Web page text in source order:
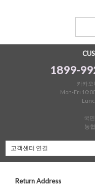
1899-
카카오
Mon-Fri
국
농
고객센터 연결
Return Address